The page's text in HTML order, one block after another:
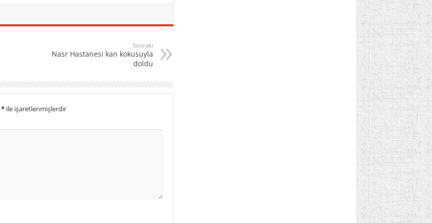
Sonraki
Nasr Hastanesi kan kokusuyla
doldu
*ile işaretlenmişlerdir